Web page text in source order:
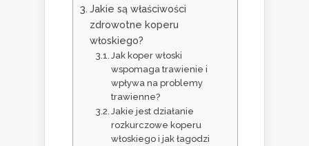
Jakie są właściwości
zdrowotne koperu
włoskiego?
Jak koper włoski
wspomaga trawienie i
wpływa na problemy
trawienne?
Jakie jest działanie
rozkurczowe koperu
włoskiego i jak łagodzi